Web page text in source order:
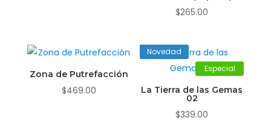
$265.00
Zona de Putrefacción
$469.00
Especial
Novedad
La Tierra de las Gemas
02
$339.00